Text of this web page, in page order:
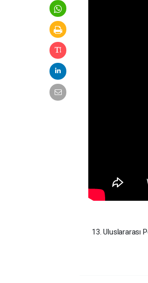
13. Uluslararası